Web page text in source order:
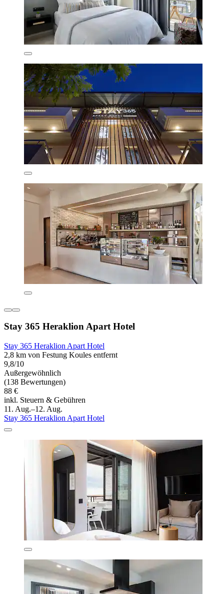
Stay 365 Heraklion Apart Hotel
Stay 365 Heraklion Apart Hotel
2,8 km von Festung Koules entfernt
9,8/10
Außergewöhnlich
(138 Bewertungen)
88 €
inkl. Steuern & Gebühren
11. Aug.–12. Aug.
Stay 365 Heraklion Apart Hotel